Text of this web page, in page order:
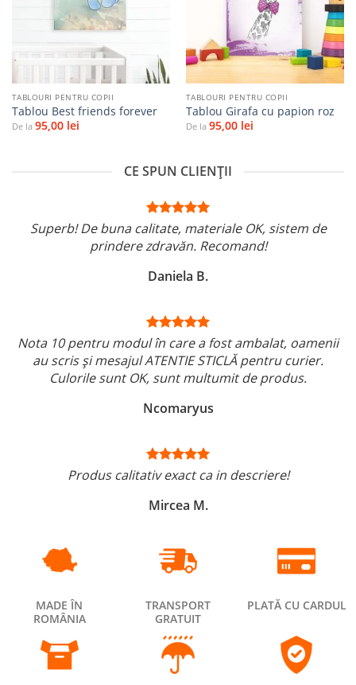
TABLOURI PENTRU COPII
Tablou Best friends forever
De la 95,00 lei
favorite
TABLOURI PENTRU COPII
Tablou Girafa cu papion roz
De la 95,00 lei
CE SPUN CLIENȚII
Superb! De buna calitate, materiale OK, sistem de
prindere zdravăn. Recomand!
Daniela B.
Nota 10 pentru modul în care a fost ambalat, oamenii
au scris și mesajul ATENTIE STICLĂ pentru curier.
Culorile sunt OK, sunt multumit de produs.
Ncomaryus
Produs calitativ exact ca in descriere!
Mircea M.
MADE ÎN
ROMÂNIA
TRANSPORT
GRATUIT
PLATĂ CU CARDUL